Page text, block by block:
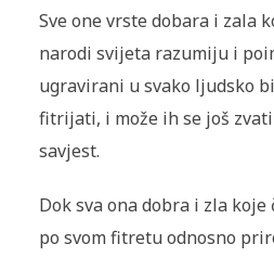
Sve one vrste dobara i zala
narodi svijeta razumiju i
ugravirani u svako ljudsko
fitrijati, i može ih se još
savjest.
Dok sva ona dobra i zla
po svom fitretu odnosno